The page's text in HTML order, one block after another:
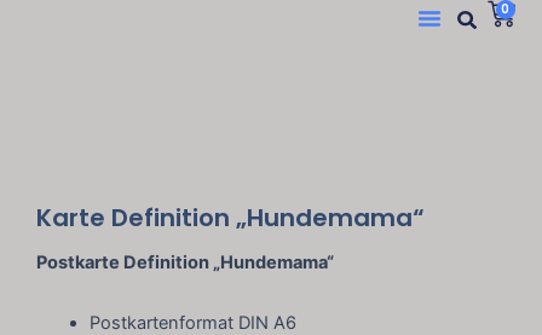
Menü 0
Karte Definition „Hundemama“
Postkarte Definition „Hundemama“
Postkartenformat DIN A6